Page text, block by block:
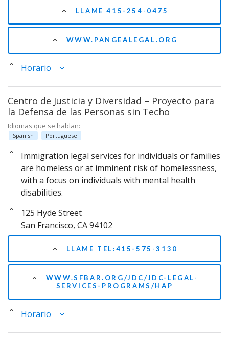
LLAME 415-254-0475
WWW.PANGEALEGAL.ORG
Horario
Centro de Justicia y Diversidad – Proyecto para
la Defensa de las Personas sin Techo
Idiomas que se hablan:
Spanish Portuguese
Immigration legal services for individuals or families
are homeless or at imminent risk of homelessness,
with a focus on individuals with mental health
disabilities.
125 Hyde Street
San Francisco, CA 94102
LLAME TEL:415-575-3130
WWW.SFBAR.ORG/JDC/JDC-LEGAL-
SERVICES-PROGRAMS/HAP
Horario